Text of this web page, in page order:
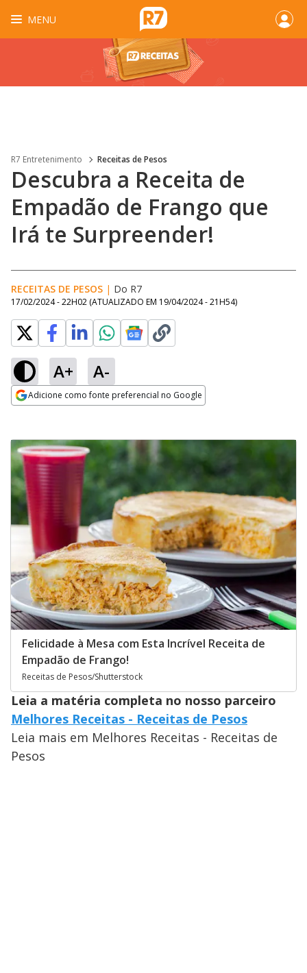
MENU
R7 Entretenimento Receitas de Pesos
Descubra a Receita de
Empadão de Frango que
Irá te Surpreender!
RECEITAS DE PESOS | Do R7
17/02/2024 - 22H02 (ATUALIZADO EM 19/04/2024 - 21H54)
A+ A-
Adicione como fonte preferencial no Google
Felicidade à Mesa com Esta Incrível Receita de
Empadão de Frango!
Receitas de Pesos/Shutterstock
Leia a matéria completa no nosso parceiro
Melhores Receitas - Receitas de Pesos
Leia mais em Melhores Receitas - Receitas de
Pesos